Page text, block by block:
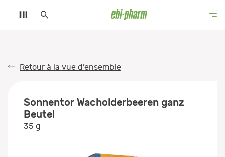
Retour à la vue d’ensemble
Sonnentor Wacholderbeeren ganz
Beutel
35 g